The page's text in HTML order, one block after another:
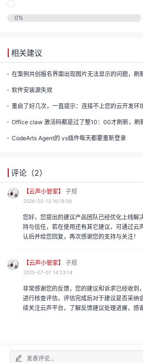
0%
相关建议
在案例共创报名界面出现图片无法显示的问题，刷
软件安装源失效
重启了好几次，一直提示：连接不上您的云开发环境，
Office claw 激活码都是过了整10：00才刷新，刷
CodeArts Agent的 vs插件每天都要重新登录
评论（2）
【云声小管家】 子规
2026-02-13 16:18:58
您好，您提出的建议产品团队已经优化上线解
持与信任，若在使用还有其它建议，可通过云
认后并给您回复，再次感谢您的支持与关注！
【云声小管家】 子规
2025-07-07 14:23:14
非常感谢您的反馈，您的建议和诉求已经收到
进行核查评估，评估完成后对于建议是否采纳
续关注云声平台，了解反馈建议处理进展，感
发表评论...